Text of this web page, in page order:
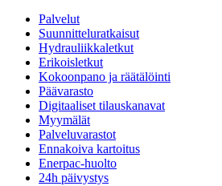
Palvelut
Suunnitteluratkaisut
Hydrauliikkaletkut
Erikoisletkut
Kokoonpano ja räätälöinti
Päävarasto
Digitaaliset tilauskanavat
Myymälät
Palveluvarastot
Ennakoiva kartoitus
Enerpac-huolto
24h päivystys